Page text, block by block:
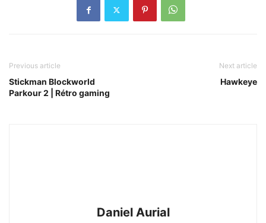
Previous article
Stickman Blockworld
Parkour 2 | Rétro gaming
Next article
Hawkeye
Daniel Aurial